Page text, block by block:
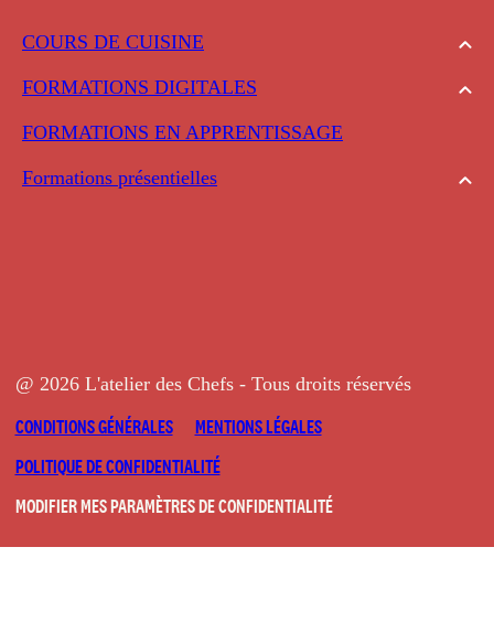
COURS DE CUISINE
FORMATIONS DIGITALES
FORMATIONS EN APPRENTISSAGE
Formations présentielles
@ 2026 L'atelier des Chefs - Tous droits réservés
CONDITIONS GÉNÉRALES
MENTIONS LÉGALES
POLITIQUE DE CONFIDENTIALITÉ
MODIFIER MES PARAMÈTRES DE CONFIDENTIALITÉ